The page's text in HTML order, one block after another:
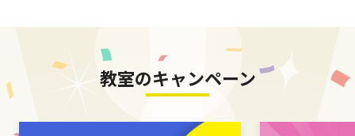
教室のキャンペーン